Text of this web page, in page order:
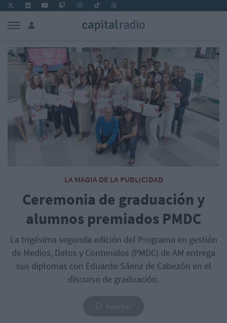
LA MAGIA DE LA PUBLICIDAD
Ceremonia de graduación y
alumnos premiados PMDC
La trigésima segunda edición del Programa en gestión
de Medios, Datos y Contenidos (PMDC) de AM entrega
sus diplomas con Eduardo Sáenz de Cabezón en el
discurso de graduación.